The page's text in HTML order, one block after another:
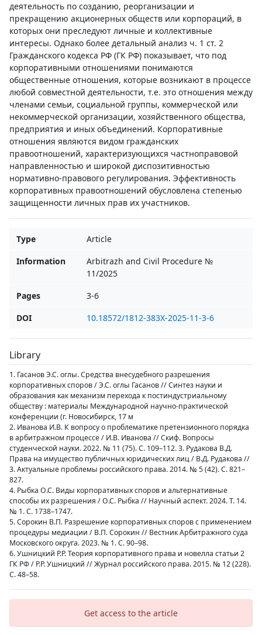
деятельность по созданию, реорганизации и
прекращению акционерных обществ или корпораций, в
которых они преследуют личные и коллективные
интересы. Однако более детальный анализ ч. 1 ст. 2
Гражданского кодекса РФ (ГК РФ) показывает, что под
корпоративными отношениями понимаются
общественные отношения, которые возникают в процессе
любой совместной деятельности, т.е. это отношения между
членами семьи, социальной группы, коммерческой или
некоммерческой организации, хозяйственного общества,
предприятия и иных объединений. Корпоративные
отношения являются видом гражданских
правоотношений, характеризующихся частноправовой
направленностью и широкой диспозитивностью
нормативно-правового регулирования. Эффективность
корпоративных правоотношений обусловлена степенью
защищенности личных прав их участников.
Type
Article
Information
Arbitrazh and Civil Procedure №
11/2025
Pages
3-6
DOI
10.18572/1812-383X-2025-11-3-6
Library
1. Гасанов Э.С. оглы. Средства внесудебного разрешения
корпоративных споров / Э.С. оглы Гасанов // Синтез науки и
образования как механизм перехода к постиндустриальному
обществу : материалы Международной научно-практической
конференции (г. Новосибирск, 17 м
2. Иванова И.В. К вопросу о проблематике претензионного порядка
в арбитражном процессе / И.В. Иванова // Скиф. Вопросы
студенческой науки. 2022. № 11 (75). С. 109–112. 3. Рудакова В.Д.
Права на имущество публичных юридических лиц / В.Д. Рудакова //
3. Актуальные проблемы российского права. 2014. № 5 (42). С. 821–
827.
4. Рыбка О.С. Виды корпоративных споров и альтернативные
способы их разрешения / О.С. Рыбка // Научный аспект. 2024. Т. 14.
№ 1. С. 1738–1747.
5. Сорокин В.П. Разрешение корпоративных споров с применением
процедуры медиации / В.П. Сорокин // Вестник Арбитражного суда
Московского округа. 2023. № 1. С. 90–98.
6. Ушницкий Р.Р. Теория корпоративного права и новелла статьи 2
ГК РФ / Р.Р. Ушницкий // Журнал российского права. 2015. № 12 (228).
С. 48–58.
Get access to the article